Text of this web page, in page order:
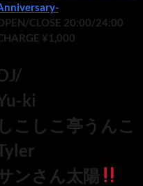
CLOSE 20:00/24:00
¥1,000
ki
しこしこ亭うんこ
ンさん太陽